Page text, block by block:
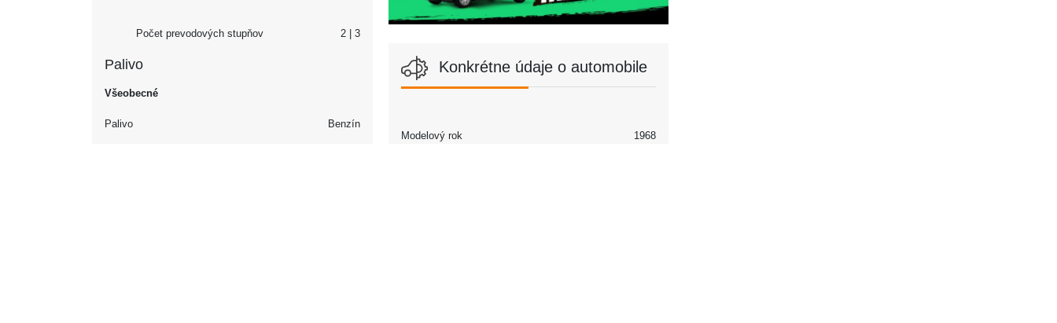
Počet prevodových stupňov 2 | 3
Palivo
Všeobecné
Palivo Benzín
Konkrétne údaje o automobile
Modelový rok 1968